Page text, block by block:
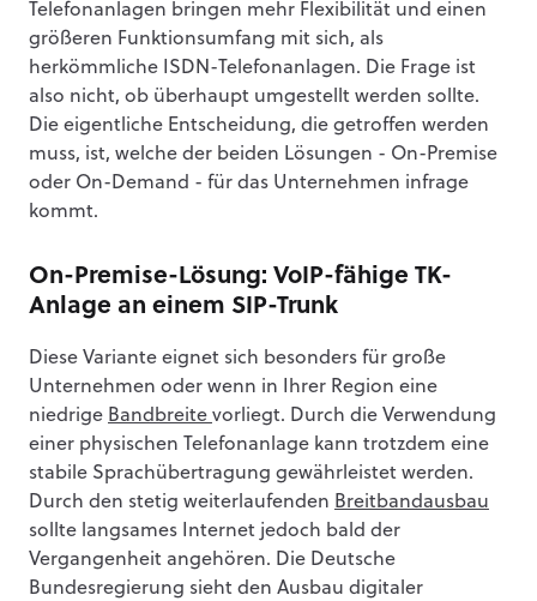
Telefonanlagen bringen mehr Flexibilität und einen
größeren Funktionsumfang mit sich, als
herkömmliche ISDN-Telefonanlagen. Die Frage ist
also nicht, ob überhaupt umgestellt werden sollte.
Die eigentliche Entscheidung, die getroffen werden
muss, ist, welche der beiden Lösungen - On-Premise
oder On-Demand - für das Unternehmen infrage
kommt.
On-Premise-Lösung: VoIP-fähige TK-
Anlage an einem SIP-Trunk
Diese Variante eignet sich besonders für große
Unternehmen oder wenn in Ihrer Region eine
niedrige Bandbreite vorliegt. Durch die Verwendung
einer physischen Telefonanlage kann trotzdem eine
stabile Sprachübertragung gewährleistet werden.
Durch den stetig weiterlaufenden Breitbandausbau
sollte langsames Internet jedoch bald der
Vergangenheit angehören. Die Deutsche
Bundesregierung sieht den Ausbau digitaler